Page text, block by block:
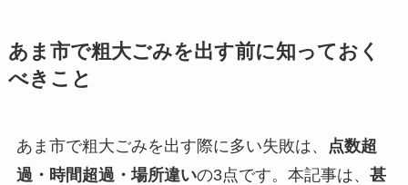
あま市で粗大ごみを出す前に知っておく
べきこと
あま市で粗大ごみを出す際に多い失敗は、
点数超
過・時間超過・場所違いの3点です。本記事は、 甚